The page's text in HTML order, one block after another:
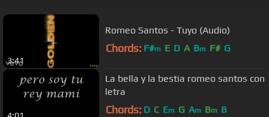
3:41
Romeo Santos - Tuyo (Audio)
Chords: F#m E D A Bm F# G
La bella y la bestia romeo santos con
letra
Chords: D C Em G Am Bm B